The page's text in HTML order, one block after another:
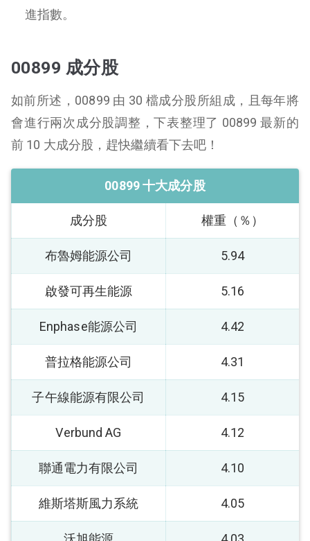
進指數。
00899 成分股
如前所述，00899 由 30 檔成分股所組成，且每年將
會進行兩次成分股調整，下表整理了 00899 最新的
前 10 大成分股，趕快繼續看下去吧！
00899 十大成分股
成分股 權重（％）
布魯姆能源公司 5.94
啟發可再生能源 5.16
Enphase能源公司 4.42
普拉格能源公司 4.31
子午線能源有限公司 4.15
Verbund AG 4.12
聯通電力有限公司 4.10
維斯塔斯風力系統 4.05